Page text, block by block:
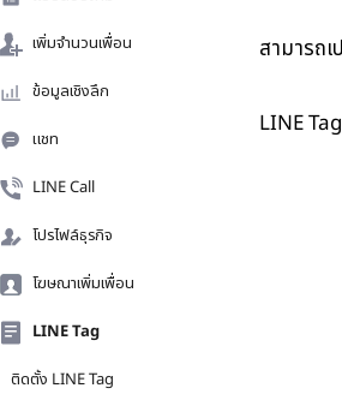
เพิ่มจำนวนเพื่อน
ข้อมูลเชิงลึก
แชท
LINE Call
โปรไฟล์ธุรกิจ
โฆษณาเพิ่มเพื่อน
LINE Tag
ติดตั้ง LINE Tag
สามารถ
LINE